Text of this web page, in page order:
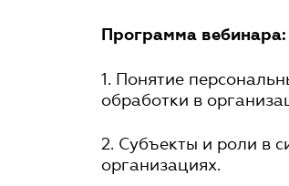
Программа вебинара:
1. Понятие
обработки в
2. Субъекты и роли в
организациях.